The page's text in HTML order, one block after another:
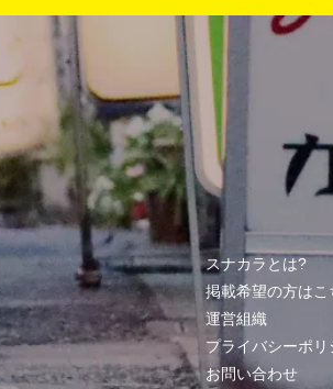
スナカラとは?
掲載希望の方はこ
運営組織
プライバシーポリ
お問い合わせ